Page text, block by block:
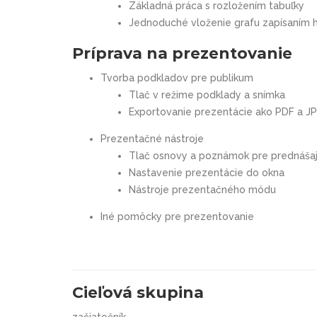
Základná práca s rozložením tabuľky
Jednoduché vloženie grafu zapísaním
Príprava na prezentovanie
Tvorba podkladov pre publikum
Tlač v režime podklady a snímka
Exportovanie prezentácie ako PDF a
Prezentačné nástroje
Tlač osnovy a poznámok pre
Nastavenie prezentácie do okna
Nástroje prezentačného módu
Iné pomôcky pre prezentovanie
Cieľová skupina